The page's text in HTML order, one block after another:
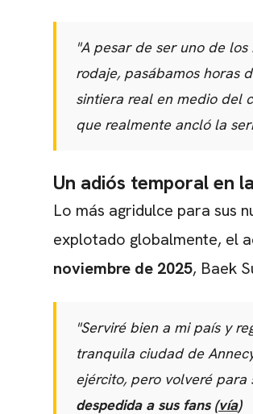
"A pesar de ser uno de
rodaje, pasábamos horas
sintiera real en medio del
que realmente ancló la
Un adiós temporal en
Lo más agridulce para sus
explotado globalmente, el
noviembre de 2025, Baek
"Serviré bien a mi país y
tranquila ciudad de
ejército, pero volveré
despedida a sus fans (vía)